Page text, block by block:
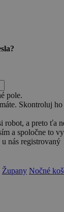
pole.
Skontroluj ho
robot, a preto ťa
a spoločne to
nás registrovaný
Župany Nočné
Výška
Váha